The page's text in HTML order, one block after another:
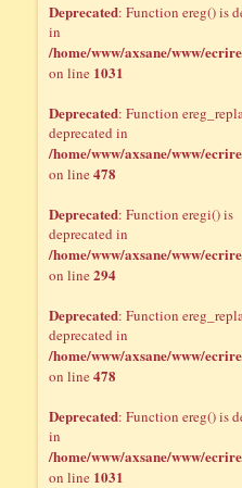
Deprecated: Function ereg() is
in
/home/www/axsane/www/
on line 1031
Deprecated: Function
deprecated in
/home/www/axsane/www/
on line478
Deprecated: Function eregi() is
deprecated in
/home/www/axsane/www/
on line294
Deprecated: Function
deprecated in
/home/www/axsane/www/
on line478
Deprecated: Function ereg() is
in
/home/www/axsane/www/
on line 1031